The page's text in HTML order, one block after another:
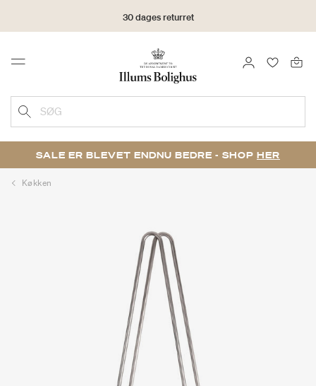
30 dages returret
Menu LOG IND
SØG
SALE ER BLEVET ENDNU BEDRE - SHOP HER
Køkken